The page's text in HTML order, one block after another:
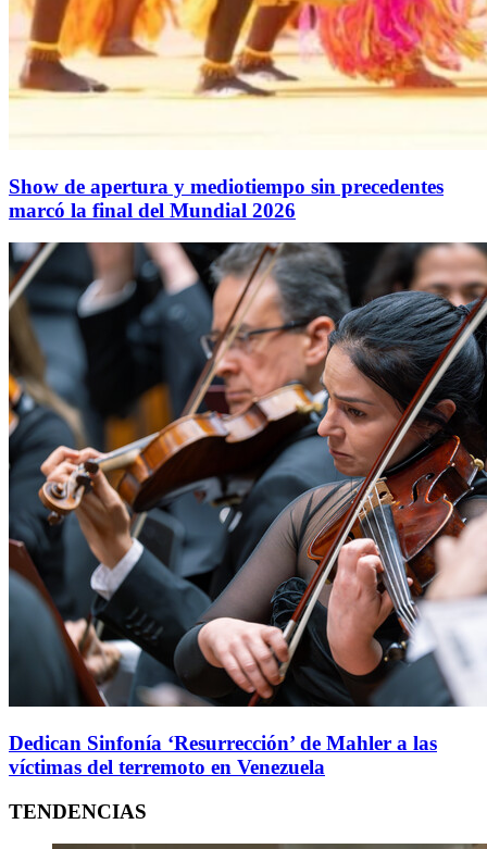
Show de apertura y mediotiempo sin precedentes
marcó la final del Mundial 2026
Dedican Sinfonía ‘Resurrección’ de Mahler a las
víctimas del terremoto en Venezuela
TENDENCIAS